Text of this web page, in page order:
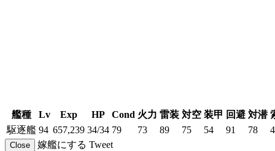
艦種 Lv Exp HP Cond 火力 雷装 対空 装甲 回避 対潜
駆逐艦 94 657,239 34/34 79 73 89 75 54 91 78
Close 嫁艦にする Tweet